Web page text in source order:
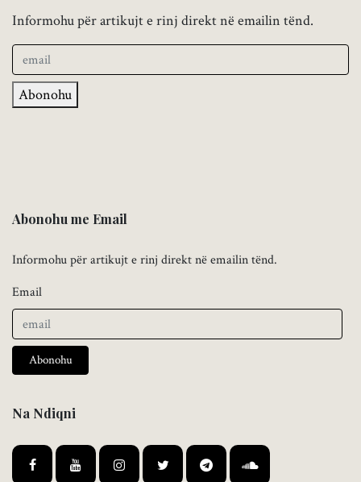
Informohu për artikujt e rinj direkt në emailin tënd.
Abonohu
Abonohu me Email
Informohu për artikujt e rinj direkt në emailin tënd.
Email
Abonohu
Na Ndiqni